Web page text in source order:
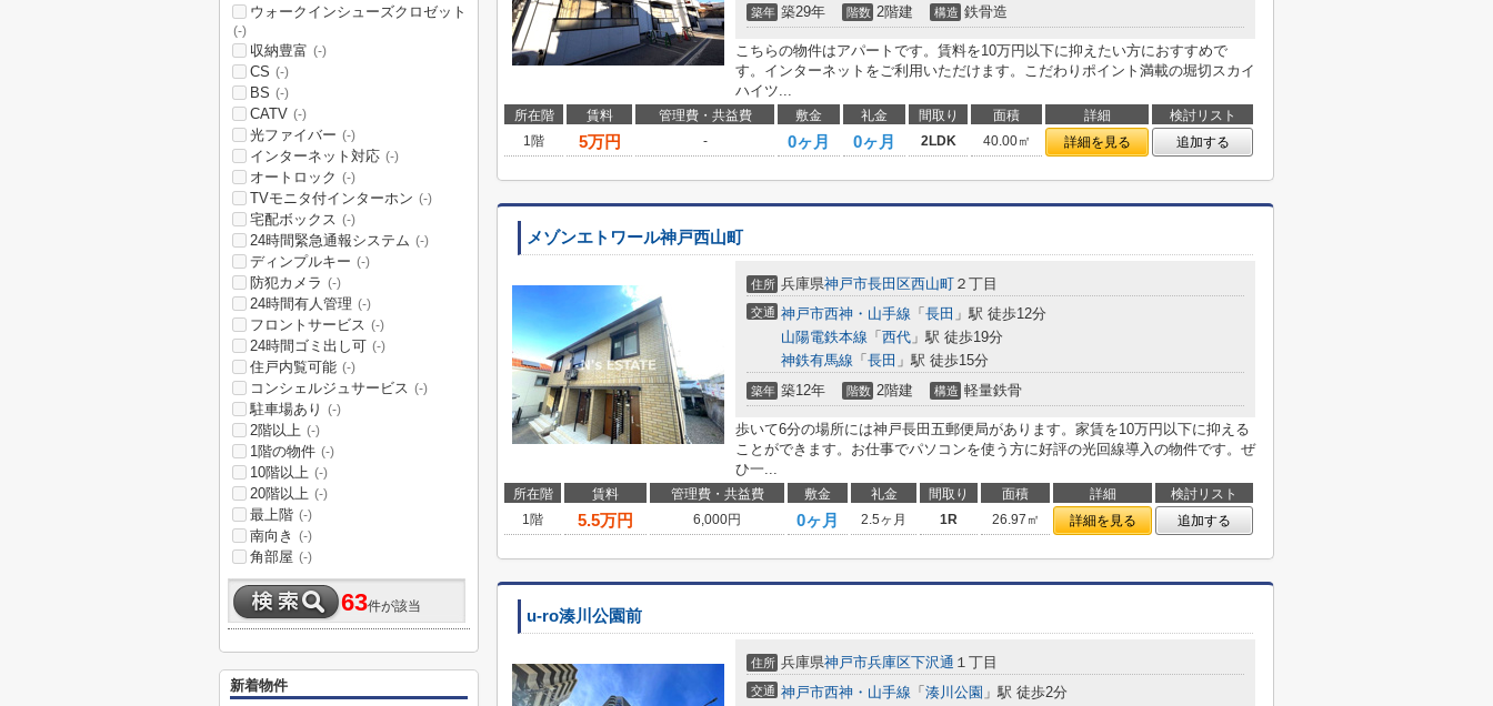
築年 築29年 階数 2階建 構造 鉄骨造
こちらの物件はアパートです。賃料を10万円以下に抑えたい方におすすめで
す。インターネットをご利用いただけます。こだわりポイント満載の堀切スカイ
ハイツ...
所在階 賃料 管理費・共益費 敷金 礼金 間取り 面積 詳細
検討リスト
1階
5万円 - 0ヶ月 0ヶ月 2LDK 40.00㎡ 詳細を見る 追加する
メゾンエトワール神戸西山町
住所 兵庫県神戸市長田区西山町 ２丁目
交通 神戸市西神・山手線 「 長田 」駅 徒歩12分
山陽電鉄本線 「 西代 」駅 徒歩19分
神鉄有馬線 「 長田 」駅 徒歩15分
築年 築12年 階数 2階建 構造 軽量鉄骨
歩いて6分の場所には神戸長田五郵便局があります。家賃を10万円以下に抑える
ことができます。お仕事でパソコンを使う方に好評の光回線導入の物件です。ぜ
ひ一...
所在階 賃料 管理費・共益費 敷金 礼金 間取り 面積 詳細
検討リスト
1階
5.5万円 6,000円 0ヶ月 2.5ヶ月 1R 26.97㎡ 詳細を見る 追加する
u-ro湊川公園前
住所 兵庫県神戸市兵庫区下沢通 １丁目
交通 神戸市西神・山手線 「 湊川公園 」駅 徒歩2分
ウォークインシューズクロゼット
(-)
収納豊富 (-)
CS (-)
BS (-)
CATV (-)
光ファイバー (-)
インターネット対応 (-)
オートロック (-)
TVモニタ付インターホン (-)
宅配ボックス (-)
24時間緊急通報システム (-)
ディンプルキー (-)
防犯カメラ (-)
24時間有人管理 (-)
フロントサービス (-)
24時間ゴミ出し可 (-)
住戸内覧可能 (-)
コンシェルジュサービス (-)
駐車場あり (-)
2階以上 (-)
1階の物件 (-)
10階以上 (-)
20階以上 (-)
最上階 (-)
南向き (-)
角部屋 (-)
63件が該当
新着物件